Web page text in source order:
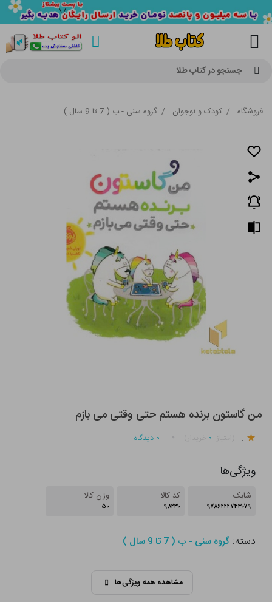
جستجو در کتاب طلا
فروشگاه / کودک و نوجوان / گروه سنی - ب ( 7 تا 9 سال )
من گاستون برنده هستم حتی وقتی می بازم
. ۰ ۰ دیدگاه
ویژگی‌ها
شابک
۹۷۸۶۲۲۲۷۴۳۰۷۹
کد کالا
۹۸۲۳۰
وزن کالا
۵۰
دسته:گروه سنی - ب ( 7 تا 9 سال )
مشاهده همه ویژگی‌ها